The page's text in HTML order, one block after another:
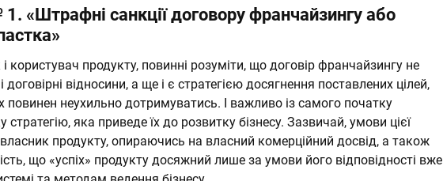
«Штрафні санкції договору франчайзингу або
користувач продукту, повинні розуміти, що договір франчайзингу не
договірні відносини, а ще і є стратегією досягнення поставлених цілей,
повинен неухильно дотримуватись. І важливо із самого початку
стратегію, яка приведе їх до розвитку бізнесу. Зазвичай, умови цієї
власник продукту, опираючись на власний комерційний досвід, а також
що «успіх» продукту досяжний лише за умови його відповідності вже